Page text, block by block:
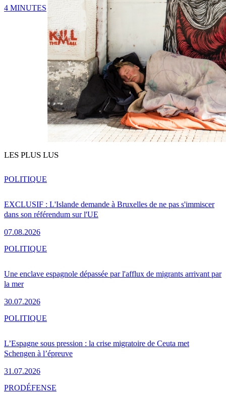
4 MINUTES
LES PLUS LUS
EXCLUSIF : L'Islande demande à Bruxelles de ne pas s'immiscer
dans son référendum sur l'UE
07.08.2026
POLITIQUE
Une enclave espagnole dépassée par l'afflux de migrants arrivant par
la mer
30.07.2026
POLITIQUE
L’Espagne sous pression : la crise migratoire de Ceuta met
Schengen à l’épreuve
31.07.2026
POLITIQUE
PRODÉFENSE